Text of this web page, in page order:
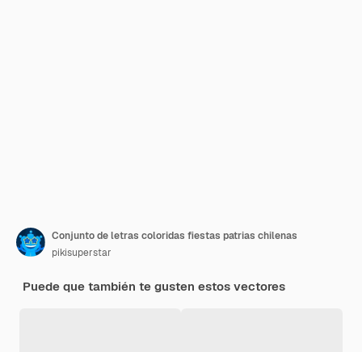
Conjunto de letras coloridas fiestas patrias chilenas
pikisuperstar
Puede que también te gusten estos vectores